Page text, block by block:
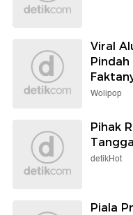
Viral
Pindah
Wolipop
Pihak
detikHot
Piala